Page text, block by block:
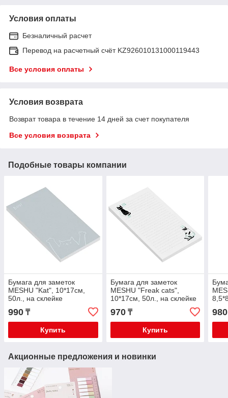
Условия оплаты
Безналичный расчет
Перевод на расчетный счёт KZ926010131000119443
Все условия оплаты
Условия возврата
Возврат товара в течение 14 дней за счет покупателя
Все условия возврата
Подобные товары компании
Бумага для заметок
MESHU "Kat", 10*17см,
50л., на склейке
MS_65018
990 ₸
Купить
Бумага для заметок
MESHU "Freak cats",
10*17см, 50л., на склейке
MS_65015
970₸
Купить
980
Акционные предложения и новинки